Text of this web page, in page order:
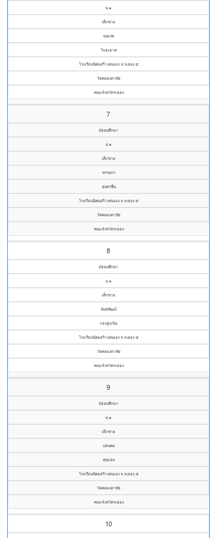
ม.๑
เด็กชาย
ณธภพ
ใจสะอาด
โรงเรียนนิคมสร้างตนเอง จ.ระยอง ๕
วัดคลองตาทัย
คณะจังหวัดระยอง
7
มัธยมศึกษา
ม.๑
เด็กชาย
หรรษกร
สุนทรชื่น
โรงเรียนนิคมสร้างตนเอง จ.ระยอง ๕
วัดคลองตาทัย
คณะจังหวัดระยอง
8
มัธยมศึกษา
ม.๑
เด็กชาย
ฉันทพัฒน์
กองสูงเนิน
โรงเรียนนิคมสร้างตนเอง จ.ระยอง ๕
วัดคลองตาทัย
คณะจังหวัดระยอง
9
มัธยมศึกษา
ม.๑
เด็กชาย
แสนพล
สุขแจ่ม
โรงเรียนนิคมสร้างตนเอง จ.ระยอง ๕
วัดคลองตาทัย
คณะจังหวัดระยอง
10